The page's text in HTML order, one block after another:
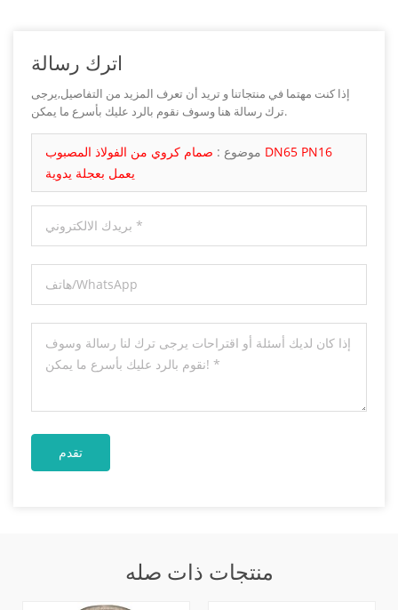
اترك رسالة
إذا كنت مهتما في منتجاتنا و تريد أن تعرف المزيد من التفاصيل,يرجى
ترك رسالة هنا وسوف نقوم بالرد عليك بأسرع ما يمكن.
موضوع : صمام كروي من الفولاذ المصبوب DN65 PN16
يعمل بعجلة يدوية
منتجات ذات صله